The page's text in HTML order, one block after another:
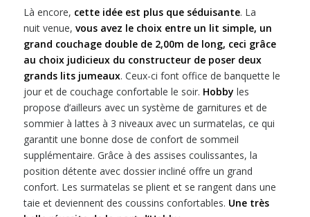
Là encore, cette idée est plus que séduisante. La
nuit venue, vous avez le choix entre un lit simple, un
grand couchage double de 2,00m de long, ceci grâce
au choix judicieux du constructeur de poser deux
grands lits jumeaux. Ceux-ci font office de banquette le
jour et de couchage confortable le soir. Hobby les
propose d’ailleurs avec un système de garnitures et de
sommier à lattes à 3 niveaux avec un surmatelas, ce qui
garantit une bonne dose de confort de sommeil
supplémentaire. Grâce à des assises coulissantes, la
position détente avec dossier incliné offre un grand
confort. Les surmatelas se plient et se rangent dans une
taie et deviennent des coussins confortables. Une très